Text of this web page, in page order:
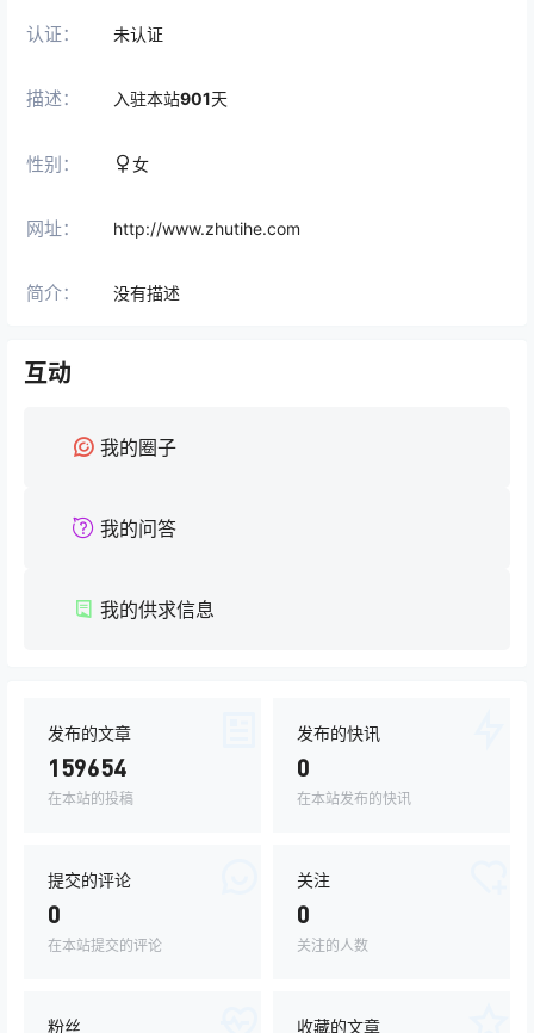
认证： 未认证
描述： 入驻本站901天
性别： 女
网址： http://www.zhutihe.com
简介： 没有描述
互动
我的圈子
我的问答
我的供求信息
发布的文章
159654
在本站的投稿
发布的快讯
0
在本站发布的快讯
提交的评论
0
在本站提交的评论
关注
0
关注的人数
粉丝 收藏的文章